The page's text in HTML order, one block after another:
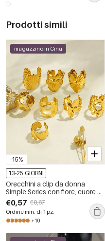
Prodotti simili
-15%
magazzino in Cina
13-25 GIORNI
Orecchini a clip da donna
Simple Series con fiore, cuore e
conchiglia, in acciaio
inossidabile, impermeabili,
colore oro.
€0,57 €0,67
Ordine min. di 1 pz.
+10